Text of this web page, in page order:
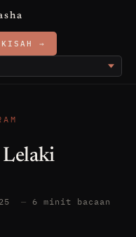
KISAH →
— 6 minit bacaan